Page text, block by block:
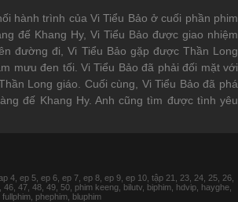
hành trình của Vi Tiểu Bảo ở cuối phần phim
đế Khang Hy, Vi Tiểu Bảo được giao nhiệm
đường đi, Vi Tiểu Bảo gặp được Thần Long
mưu đen tối. Vi Tiểu Bảo đã phải đối mặt với
Long giáo. Cuối cùng, Vi Tiểu Bảo đã phá
đế Khang Hy. Anh cũng tìm được tình yêu
4, ep 5, ep 6, ep 7, ep 8, ep 9, ep 10, tập 21, 23, 24, 25, 26,
47, 48, 49, 50, phim keeng, bilutv, biphim, hdvip, hayghe,
phephim, bluphim